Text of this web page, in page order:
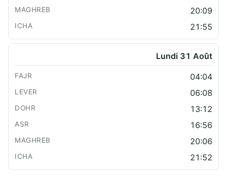
20:09
21:55
Lundi 31 Août
04:04
06:08
13:12
16:56
20:06
21:52